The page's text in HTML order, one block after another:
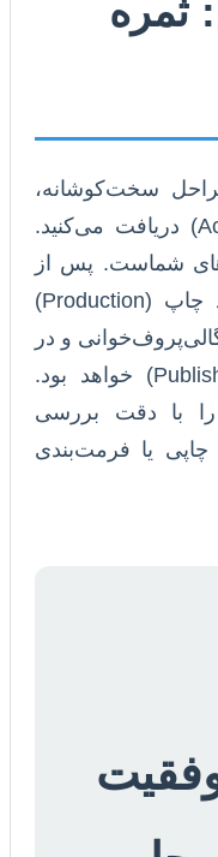
ثمره
سخت‌کوشانه،
نامه پذیرش (Acceptance Letter) دریافت می‌کنید.
شماست. پس از
پذیرش، مقاله شما وارد فرآیند چاپ (Production)
و در
نهایت انتشار آنلاین و چاپی (Publish) خواهد بود.
با دقت بررسی
یا فرمت‌بندی